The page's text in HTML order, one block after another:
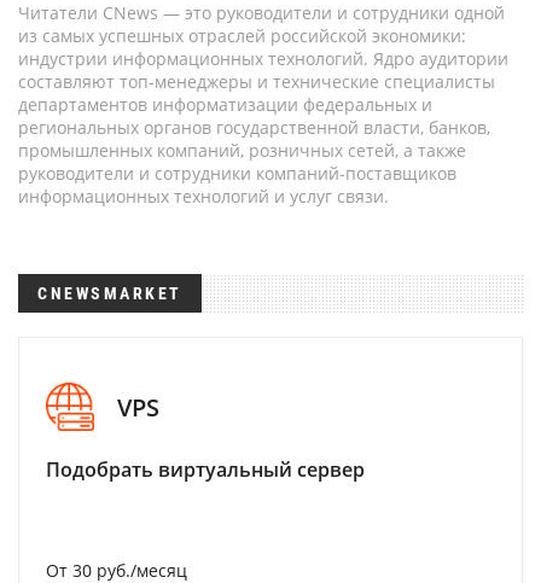
Читатели CNews — это руководители и сотрудники одной
из самых успешных отраслей российской экономики:
индустрии информационных технологий. Ядро аудитории
составляют топ-менеджеры и технические специалисты
департаментов информатизации федеральных и
региональных органов государственной власти, банков,
промышленных компаний, розничных сетей, а также
руководители и сотрудники компаний-поставщиков
информационных технологий и услуг связи.
CNEWSMARKET
VPS
Подобрать виртуальный сервер
От 30 руб./месяц